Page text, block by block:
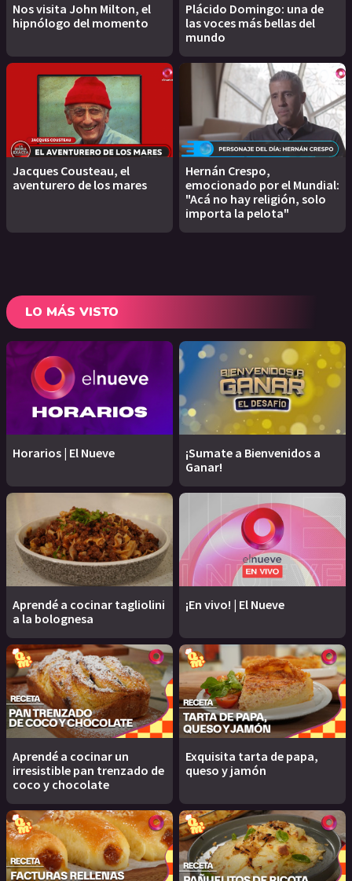
Nos visita John Milton, el
hipnólogo del momento
Plácido Domingo: una de
las voces más bellas del
mundo
Jacques Cousteau, el
aventurero de los mares
Hernán Crespo,
emocionado por el Mundial:
"Acá no hay religión, solo
importa la pelota"
LO MÁS VISTO
Horarios | El Nueve
¡Sumate a Bienvenidos a
Ganar!
Aprendé a cocinar tagliolini
a la bolognesa
¡En vivo! | El Nueve
Aprendé a cocinar un
irresistible pan trenzado de
coco y chocolate
Exquisita tarta de papa,
queso y jamón